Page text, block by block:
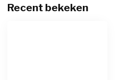
Recent bekeken